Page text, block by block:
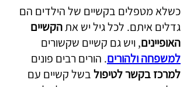
כשלא מטפלים בקשיים של הילדים הם
גדלים איתם. לכל גיל יש את הקשיים
האופיינים, ויש גם קשיים שקשורים
למשפחה ולהורים. הורים רבים פונים
למרכז בקשר לטיפול בשל קשיים עם